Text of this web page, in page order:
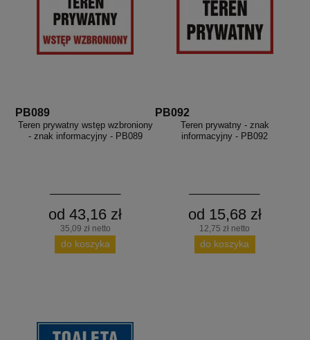
PB089
Teren prywatny wstęp wzbroniony
- znak informacyjny - PB089
od 43,16 zł
35,09 zł netto
do koszyka
PB092
Teren prywatny - znak
informacyjny - PB092
od 15,68 zł
12,75 zł netto
do koszyka